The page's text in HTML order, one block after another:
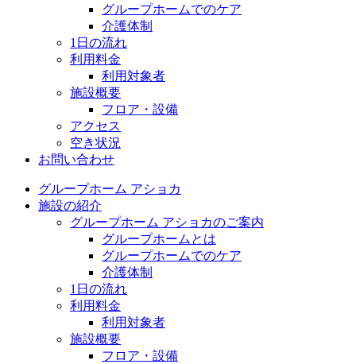
グループホームでのケア
介護体制
1日の流れ
利用料金
利用対象者
施設概要
フロア・設備
アクセス
空き状況
お問い合わせ
グループホーム アショカ
施設の紹介
グループホーム アショカのご案内
グループホームとは
グループホームでのケア
介護体制
1日の流れ
利用料金
利用対象者
施設概要
フロア・設備